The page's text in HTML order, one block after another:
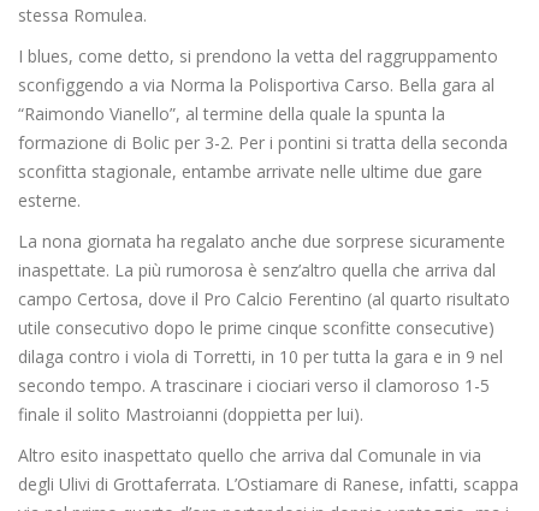
stessa Romulea.
I blues, come detto, si prendono la vetta del raggruppamento
sconfiggendo a via Norma la Polisportiva Carso. Bella gara al
“Raimondo Vianello”, al termine della quale la spunta la
formazione di Bolic per 3-2. Per i pontini si tratta della seconda
sconfitta stagionale, entambe arrivate nelle ultime due gare
esterne.
La nona giornata ha regalato anche due sorprese sicuramente
inaspettate. La più rumorosa è senz’altro quella che arriva dal
campo Certosa, dove il Pro Calcio Ferentino (al quarto risultato
utile consecutivo dopo le prime cinque sconfitte consecutive)
dilaga contro i viola di Torretti, in 10 per tutta la gara e in 9 nel
secondo tempo. A trascinare i ciociari verso il clamoroso 1-5
finale il solito Mastroianni (doppietta per lui).
Altro esito inaspettato quello che arriva dal Comunale in via
degli Ulivi di Grottaferrata. L’Ostiamare di Ranese, infatti, scappa